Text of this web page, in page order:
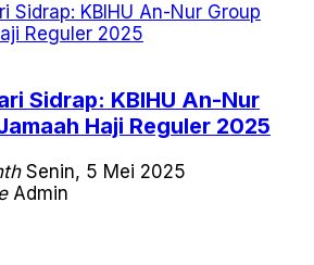
Sidrap: KBIHU An-Nur
Haji Reguler 2025
Senin, 5 Mei 2025
Admin